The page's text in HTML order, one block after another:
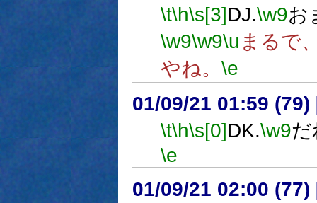
\t\h\s[3]DJ.\w9お
\w9\w9\u まるで
やね。 \e
01/09/21 01:59 (79)
\t\h\s[0]DK.\w9だ
\e
01/09/21 02:00 (77)